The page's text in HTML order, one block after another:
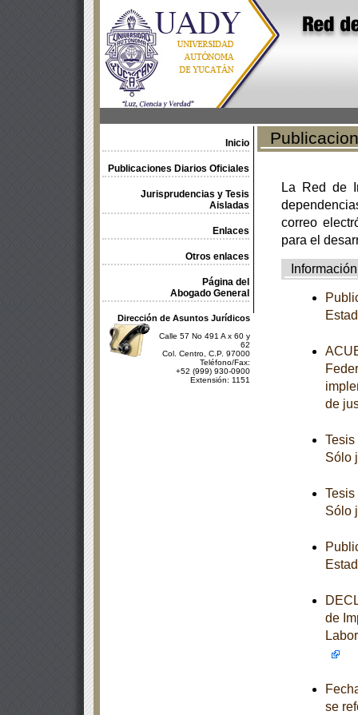
Inicio
Publicaciones Diarios Oficiales
Jurisprudencias y Tesis
Aisladas
Enlaces
Otros enlaces
Página del
Abogado General
Dirección de Asuntos Jurídicos
Calle 57 No 491 A x 60 y
62
Col. Centro, C.P. 97000
Teléfono/Fax:
+52 (999) 930-0900
Extensión: 1151
La Red de
correo
para el
Información
de
Sólo
Sólo
de
se